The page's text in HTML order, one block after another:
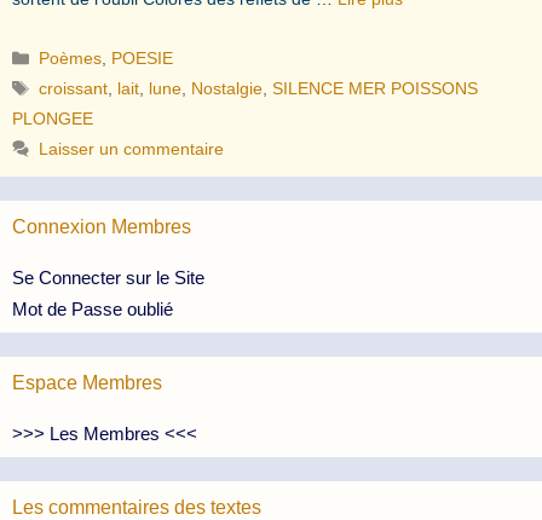
Catégories
Poèmes POESIE
Étiquettes
croissant lait lune Nostalgie ,SILENCE MER POISSONS
PLONGEE
Laisser un commentaire
Connexion Membres
Se Connecter sur le Site
Mot de Passe oublié
Espace Membres
>>> Les Membres <<<
Les commentaires des textes